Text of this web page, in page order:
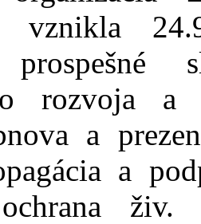
vznikla
rozvoja a
a
a
živ.